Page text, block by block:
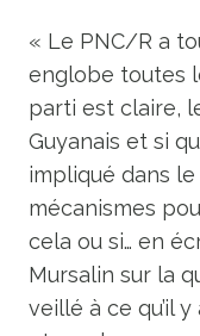
« Le PNC/R a
englobe toutes
parti est claire,
Guyanais et si
impliqué dans
mécanismes
cela ou si… en
Mursalin sur la
veillé à ce qu’il